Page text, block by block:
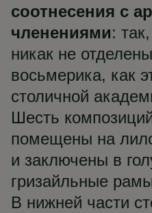
соотнесения с
членениями:
никак не
восьмерика, как
столичной
Шесть
помещены на
и заключены в
гризайльные
В нижней части